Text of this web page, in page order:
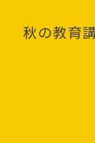
秋の教育